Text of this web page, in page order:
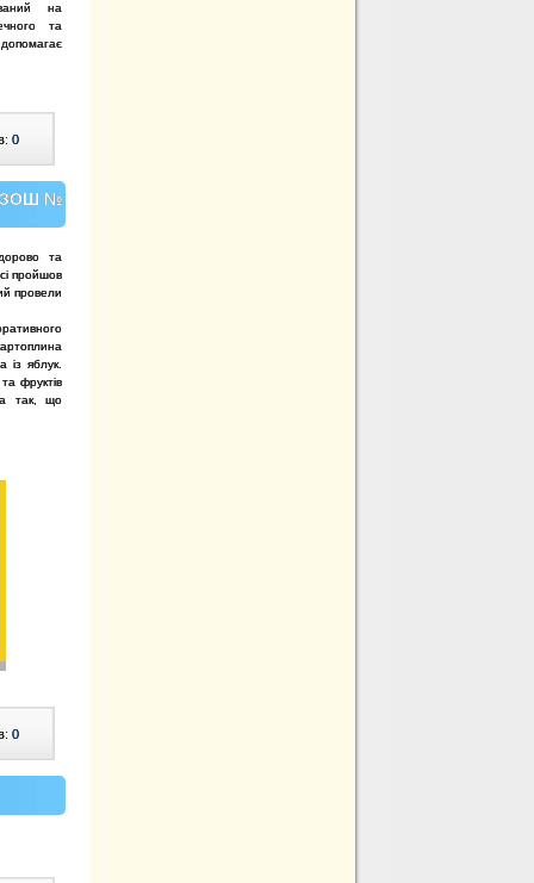
на
та
0
СЗОШ №
та
пройшов
провели
із яблук.
фруктів
так, що
0